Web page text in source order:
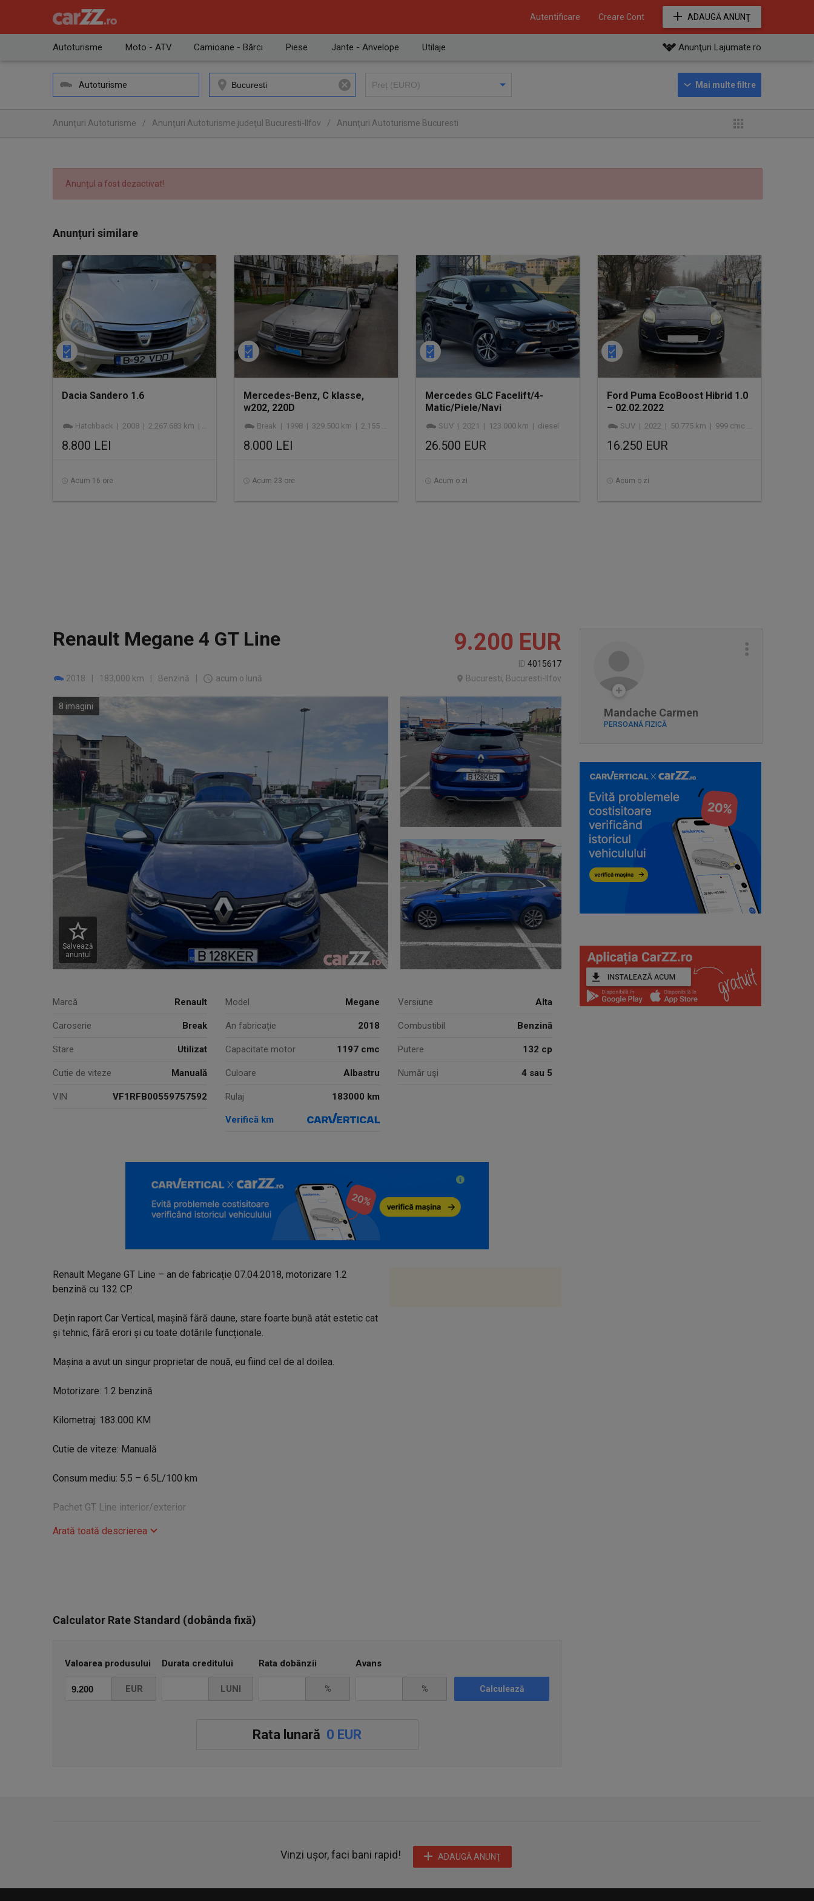
Autentificare Creare Cont ADAUGĂ ANUNŢ
Autoturisme Moto - ATV Camioane - Bărci Piese Jante - Anvelope Utilaje Anunţuri Lajumate.ro
Autoturisme
Anunţuri Autoturisme / Anunţuri Autoturisme judeţul Bucuresti-Ilfov / Anunţuri Autoturisme Bucuresti
Anunțul a fost dezactivat!
Anunțuri similare
Dacia Sandero 1.6
Hatchback | 2008 | 2.267.683 km | 1.598 cmc | benzină
8.800 LEI
Acum 16 ore
Mercedes-Benz, C klasse,
w202, 220D
Break | 1998 | 329.500 km | 2.155 cmc | diesel
8.000 LEI
Acum 23 ore
Mercedes GLC Facelift/4-
Matic/Piele/Navi
MARE/Camera/Keyless
Entry/123.000 km
SUV | 2021 | 123.000 km | diesel
26.500 EUR
Acum o zi
Ford Puma EcoBoost Hibrid 1.0
– 02.02.2022
SUV | 2022 | 50.775 km | 999 cmc | hibrid
16.250 EUR
Acum o zi
Mandache Carmen
PERSOANĂ FIZICĂ
Renault Megane 4 GT Line 9.200 EUR
ID 4015617
2018
183,000 km Benzină acum o lună Bucuresti, Bucuresti-Ilfov
Salvează
anunțul
8 imagini
Marcă Renault Model Megane Versiune Alta
Caroserie Break An fabricație 2018 Combustibil Benzină
Stare Utilizat Capacitate motor 1197 cmc Putere 132 cp
Cutie de viteze Manuală Culoare Albastru Număr uşi 4 sau 5
VIN VF1RFB00559757592 Rulaj 183000 km
Verifică km
Renault Megane GT Line – an de fabricație 07.04.2018, motorizare 1.2
benzină cu 132 CP.
Dețin raport Car Vertical, mașină fără daune, stare foarte bună atât estetic cat
și tehnic, fără erori și cu toate dotările funcționale.
Mașina a avut un singur proprietar de nouă, eu fiind cel de al doilea.
Motorizare: 1.2 benzină
Kilometraj: 183.000 KM
Cutie de viteze: Manuală
Consum mediu: 5.5 – 6.5L/100 km
Pachet GT Line interior/exterior
Dotări:
Computer de bord
Asistentă la plecare din rampă
Arată toată descrierea
Calculator Rate Standard (dobânda fixă)
Valoarea produsului
EUR
Durata creditului
LUNI
Rata dobânzii
%
Avans
% Calculează
Rata lunară 0 EUR
Vinzi ușor, faci bani rapid! ADAUGĂ ANUNŢ